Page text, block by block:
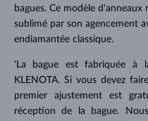
bagues. Ce modèle
sublimé par son agencement
endiamantée classique.
'La bague est fabriquée à
KLENOTA. Si vous devez
premier ajustement est
réception de la bague.